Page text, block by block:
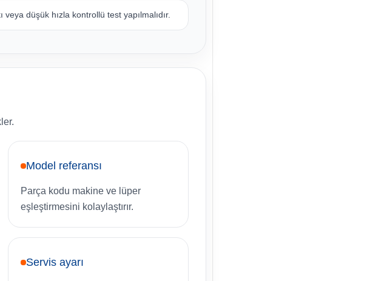
düşük hızla kontrollü test yapılmalıdır.
Model referansı
Parça kodu makine ve lüper
eşleştirmesini kolaylaştırır.
Servis ayarı